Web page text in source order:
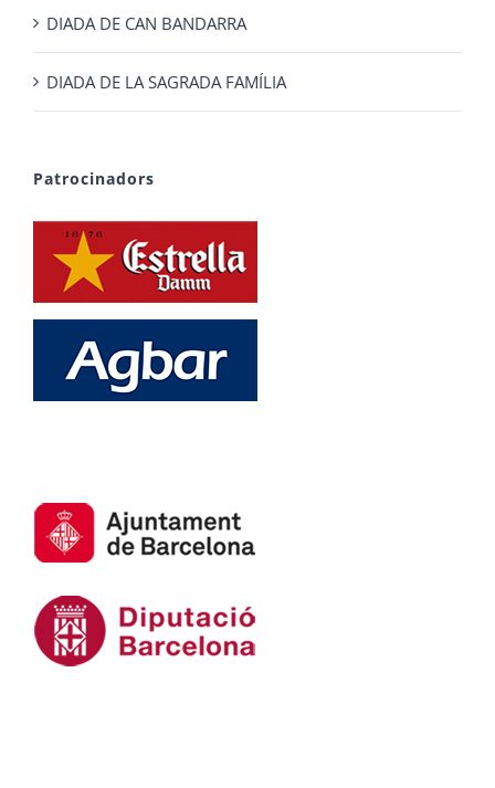
DIADA DE CAN BANDARRA
DIADA DE LA SAGRADA FAMÍLIA
Patrocinadors